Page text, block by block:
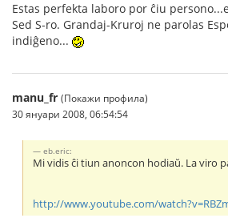
Estas perfekta laboro por ĉiu
Sed S-ro. Grandaj-Kruroj ne parolas
indiĝeno...
manu_fr (Покажи профила)
30 януари 2008, 06:54:54
eb.eric:
Mi vidis ĉi tiun anoncon hodiaŭ. La viro
http://www.youtube.com/